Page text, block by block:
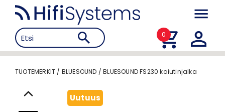
0
TUOTEMERKIT / BLUESOUND /BLUESOUND FS230 kaiutinjalka
Uutuus